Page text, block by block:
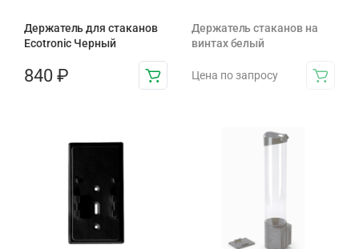
Держатель для стаканов
Ecotronic Черный
840 ₽
Держатель стаканов на
винтах белый
Цена по запросу